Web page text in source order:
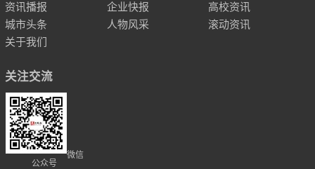
航
资讯播报 企业快报
高校资讯
城市头条
人物风采
滚动资讯
关于我们
关注交流
微信
公众号